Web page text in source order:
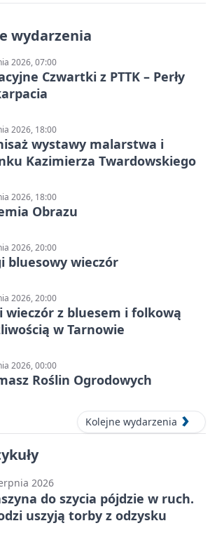
wydarzenia
2026, 07:00
Czwartki z PTTK – Perły
2026, 18:00
wystawy malarstwa i
Kazimierza Twardowskiego
2026, 18:00
Obrazu
2026, 20:00
bluesowy wieczór
2026, 20:00
wieczór z bluesem i folkową
w Tarnowie
2026, 00:00
Roślin Ogrodowych
Kolejne wydarzenia
2026
do szycia pójdzie w ruch.
uszyją torby z odzysku